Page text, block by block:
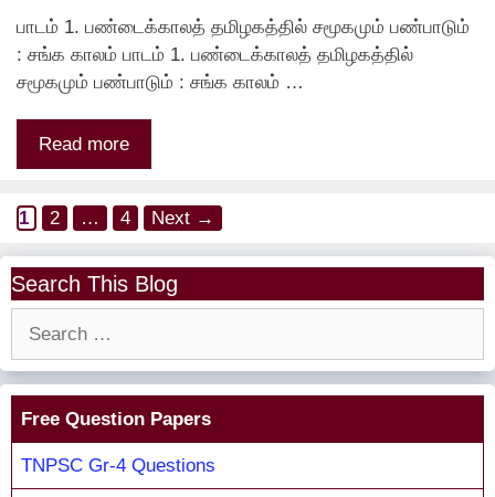
பாடம் 1. பண்டைக்காலத் தமிழகத்தில் சமூகமும் பண்பாடும்
: சங்க காலம் பாடம் 1. பண்டைக்காலத் தமிழகத்தில்
சமூகமும் பண்பாடும் : சங்க காலம் …
Read more
Page
1 Page
2 … Page
4 Next →
Search This Blog
Free Question Papers
TNPSC Gr-4 Questions